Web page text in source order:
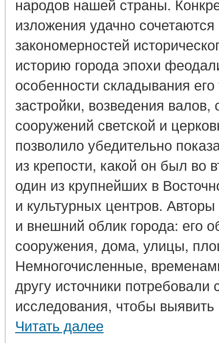
народов нашей страны.
изложения удачно
закономерностей
историю города эпохи
особенности складывания
застройки, возведения
сооружений светской и
позволило убедительно
из крепости, какой он был во
один из крупнейших в
и культурных центров.
и внешний облик города: его
сооружения, дома, улицы,
Немногочисленные,
другу источники потребовали
исследования, чтобы
Читать далее